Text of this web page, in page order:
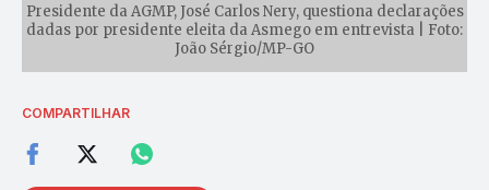
Presidente da AGMP, José Carlos Nery, questiona declarações
dadas por presidente eleita da Asmego em entrevista | Foto:
João Sérgio/MP-GO
COMPARTILHAR